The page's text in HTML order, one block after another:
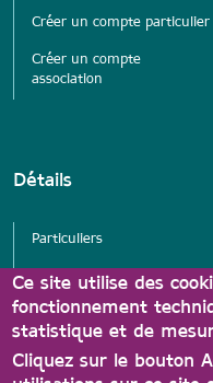
Ce site utilise des
fonctionnement
statistique et de
Cliquez sur le bouton
Créer un compte particulier
Créer un compte
association
Détails
Particuliers
Services
Associations
Partenaires Carte A'tout